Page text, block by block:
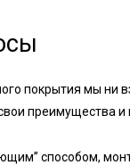
покрытия мы ни
преимущества
способом,